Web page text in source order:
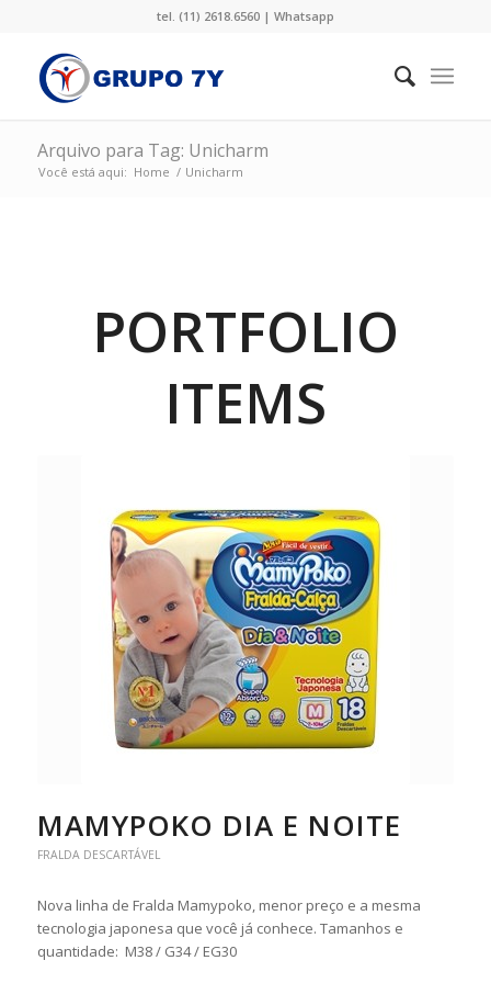
tel. (11) 2618.6560 | Whatsapp
Arquivo para Tag: Unicharm
Você está aqui: Home / Unicharm
PORTFOLIO
ITEMS
MAMYPOKO DIA E NOITE
FRALDA DESCARTÁVEL
Nova linha de Fralda Mamypoko, menor preço e a mesma
tecnologia japonesa que você já conhece. Tamanhos e
quantidade: M38 / G34 / EG30